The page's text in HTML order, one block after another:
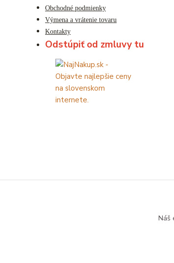
Obchodné podmienky
Výmena a vrátenie tovaru
Kontakty
Odstúpiť od zmluvy tu
Náš